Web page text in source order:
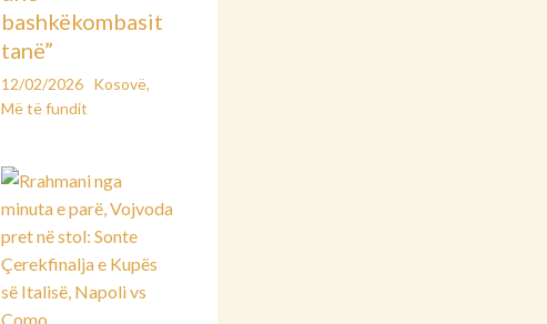
bashkëkombasit
tanë”
12/02/2026 Kosovë,
Më të fundit